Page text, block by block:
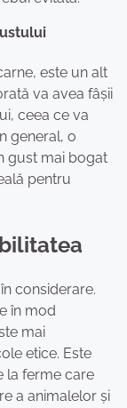
este un alt
va avea fâșii
ceea ce va
general, o
gust mai bogat
pentru
considerare.
în mod
mai
etice. Este
la ferme care
a animalelor și